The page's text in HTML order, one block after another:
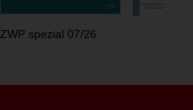
ZWP spezial 07/26